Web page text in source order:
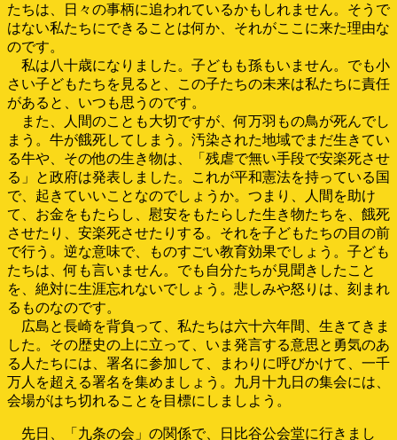
たちは、日々の事柄に追われているかもしれません。そうで
はない私たちにできることは何か、それがここに来た理由な
のです。
私は八十歳になりました。子どもも孫もいません。でも小
さい子どもたちを見ると、この子たちの未来は私たちに責任
があると、いつも思うのです。
また、人間のことも大切ですが、何万羽もの鳥が死んでし
まう。牛が餓死してしまう。汚染された地域でまだ生きてい
る牛や、その他の生き物は、「残虐で無い手段で安楽死させ
る」と政府は発表しました。これが平和憲法を持っている国
で、起きていいことなのでしょうか。つまり、人間を助け
て、お金をもたらし、慰安をもたらした生き物たちを、餓死
させたり、安楽死させたりする。それを子どもたちの目の前
で行う。逆な意味で、ものすごい教育効果でしょう。子ども
たちは、何も言いません。でも自分たちが見聞きしたこと
を、絶対に生涯忘れないでしょう。悲しみや怒りは、刻まれ
るものなのです。
広島と長崎を背負って、私たちは六十六年間、生きてきま
した。その歴史の上に立って、いま発言する意思と勇気のあ
る人たちには、署名に参加して、まわりに呼びかけて、一千
万人を超える署名を集めましょう。九月十九日の集会には、
会場がはち切れることを目標にしましよう。
先日、「九条の会」の関係で、日比谷公会堂に行きまし